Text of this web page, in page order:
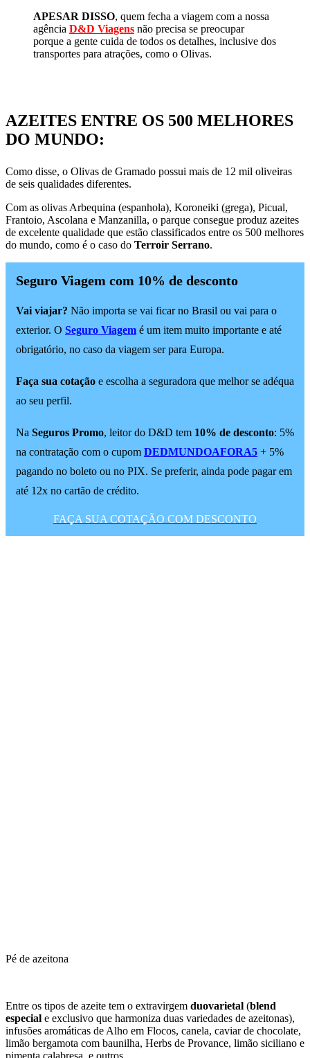
APESAR DISSO, quem fecha a viagem com a nossa
agência D&D Viagens não precisa se preocupar
porque a gente cuida de todos os detalhes, inclusive dos
transportes para atrações, como o Olivas.
AZEITES ENTRE OS 500 MELHORES
DO MUNDO:
Como disse, o Olivas de Gramado possui mais de 12 mil oliveiras
de seis qualidades diferentes.
Com as olivas Arbequina (espanhola), Koroneiki (grega), Picual,
Frantoio, Ascolana e Manzanilla, o parque consegue produz azeites
de excelente qualidade que estão classificados entre os 500 melhores
do mundo, como é o caso do Terroir Serrano.
Seguro Viagem com 10% de desconto
Vai viajar? Não importa se vai ficar no Brasil ou vai para o
exterior. O Seguro Viagem é um item muito importante e até
obrigatório, no caso da viagem ser para Europa.
Faça sua cotação e escolha a seguradora que melhor se adéqua
ao seu perfil.
Na Seguros Promo, leitor do D&D tem 10% de desconto: 5%
na contratação com o cupom DEDMUNDOAFORA5 + 5%
pagando no boleto ou no PIX. Se preferir, ainda pode pagar em
até 12x no cartão de crédito.
FAÇA SUA COTAÇÃO COM DESCONTO
Pé de azeitona
Entre os tipos de azeite tem o extravirgem duovarietal (blend
especial e exclusivo que harmoniza duas variedades de azeitonas),
infusões aromáticas de Alho em Flocos, canela, caviar de chocolate,
limão bergamota com baunilha, Herbs de Provance, limão siciliano e